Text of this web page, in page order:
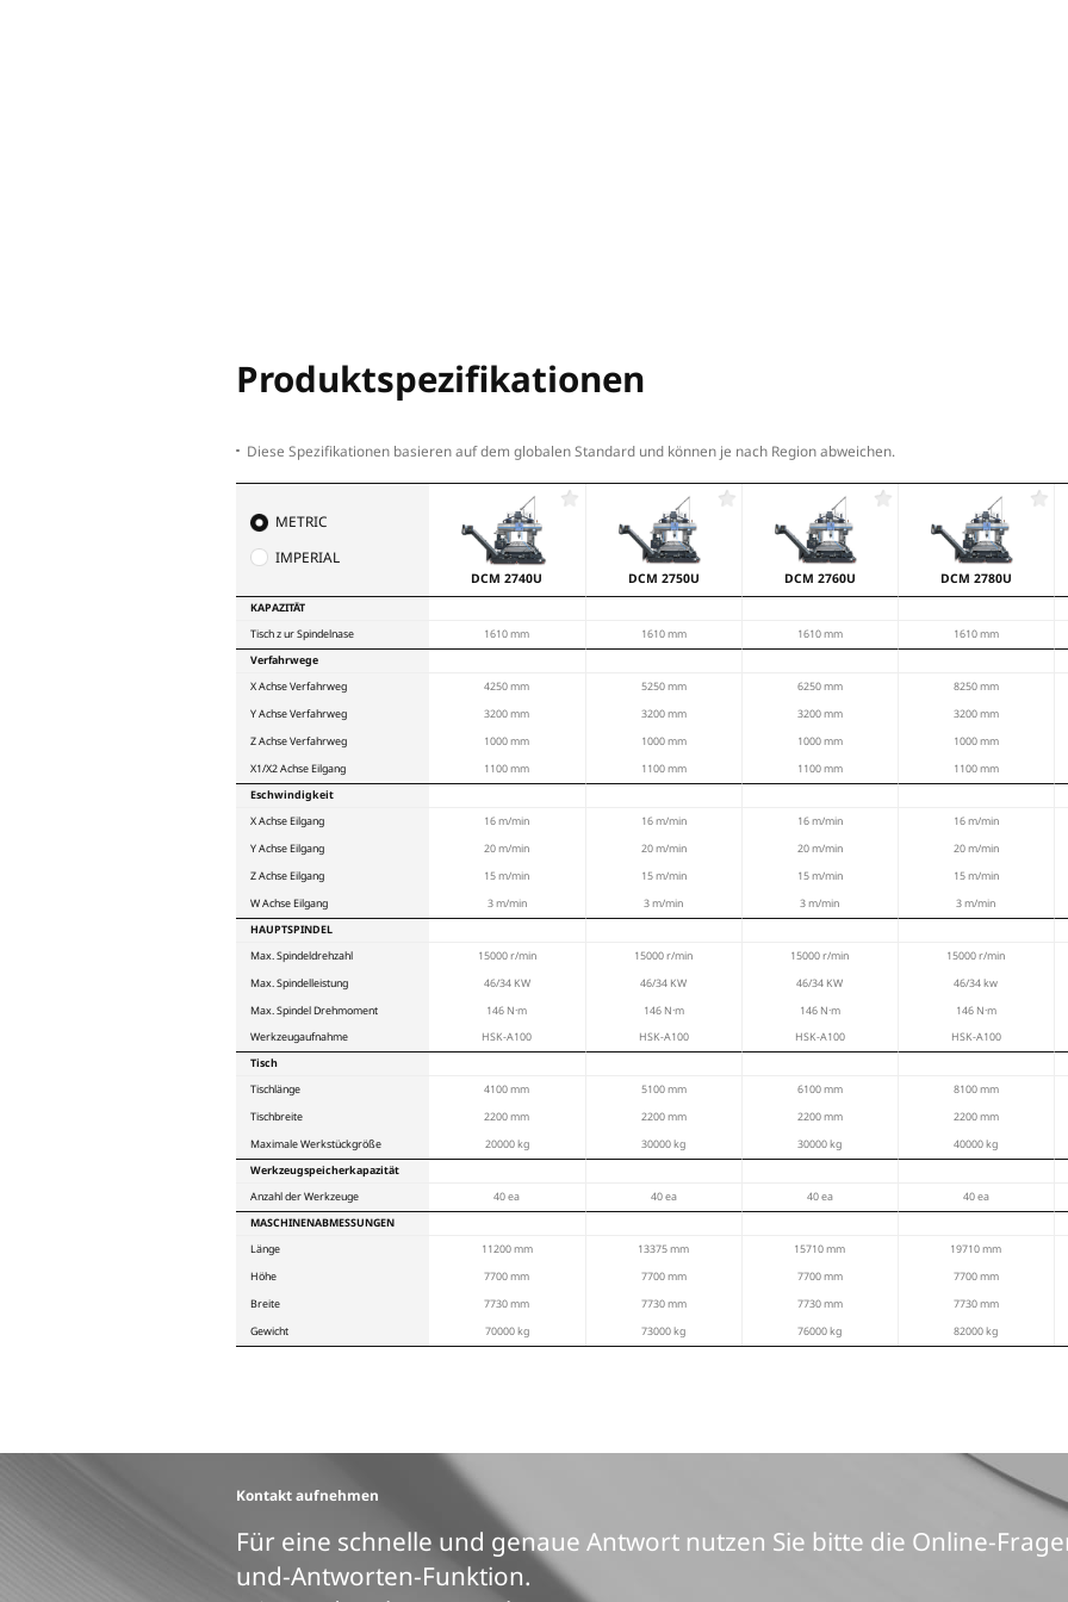
BEEINDRUCKENDE SPINDEL
Lernen Sie die beeindruckende RAM-Spindel kennen.
Die eingebaute RAM-Spindel mit 8.000 U/min verfügt über den größten
Querschnitt ihrer Klasse. Wir versichern Ihnen, dass die Steifigkeit auch
bei einer maximalen Verlängerung erhalten bleibt. Außerdem ist sie nicht
nur stark, sondern auch vielseitig.
Produktspezifikationen
Diese Spezifikationen basieren auf dem globalen Standard und können je nach